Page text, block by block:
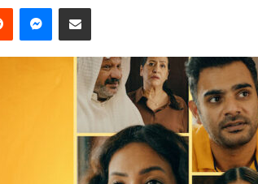
Reddit Messenger
Partager par email